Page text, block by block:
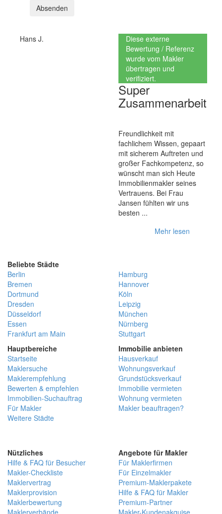
Absenden
Hans J.
Diese externe
Bewertung / Referenz
wurde vom Makler
übertragen und
verifiziert.
Super
Zusammenarbeit
Freundlichkeit mit
fachlichem Wissen, gepaart
mit sicherem Auftreten und
großer Fachkompetenz, so
wünscht man sich Heute
Immobilienmakler seines
Vertrauens. Bei Frau
Jansen fühlten wir uns
besten ...
Mehr lesen
Beliebte Städte
Berlin
Bremen
Dortmund
Dresden
Düsseldorf
Essen
Frankfurt am Main
Hamburg
Hannover
Köln
Leipzig
München
Nürnberg
Stuttgart
Hauptbereiche
Startseite
Maklersuche
Maklerempfehlung
Bewerten & empfehlen
Immobilien-Suchauftrag
Für Makler
Weitere Städte
Immobilie anbieten
Hausverkauf
Wohnungsverkauf
Grundstücksverkauf
Immobilie vermieten
Wohnung vermieten
Makler beauftragen?
Nützliches
Hilfe & FAQ für Besucher
Makler-Checkliste
Maklervertrag
Maklerprovision
Maklerbewertung
Maklerverbände
Angebote für Makler
Für Maklerfirmen
Für Einzelmakler
Premium-Maklerpakete
Hilfe & FAQ für Makler
Premium-Partner
Makler-Kundenakquise